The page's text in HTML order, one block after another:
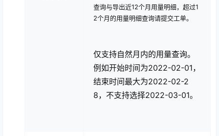
查询与导出近12个月用量明细，超过1
2个月的用量明细查询请提交工单。
仅支持自然月内的用量查询。
例如开始时间为2022-02-01，
结束时间最大为2022-02-2
8，不支持选择2022-03-01。